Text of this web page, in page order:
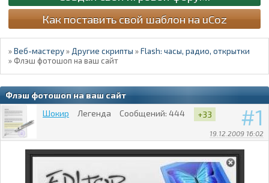
Как поставить свой шаблон на uCoz
»Веб-мастеру »Другие скрипты »Flash: часы, радио, открытки
»Флэш фотошоп на ваш сайт
Флэш фотошоп на ваш сайт
1
19.12.2009 16:02
Шокир Легенда Сообщений: 444 +33